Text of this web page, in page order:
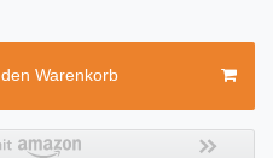
Warenkorb